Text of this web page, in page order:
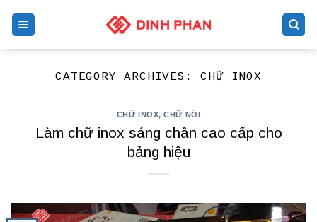
CATEGORY ARCHIVES:CHỮ INOX
CHỮ INOX,CHỮ NỔI
Làm chữ inox sáng chân cao cấp cho
bảng hiệu